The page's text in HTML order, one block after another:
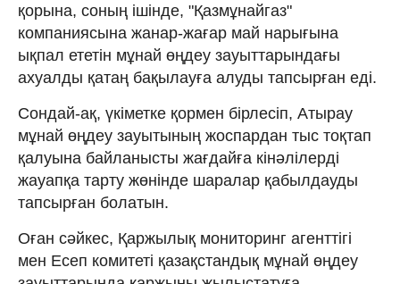
қорына, соның ішінде, "Қазмұнайгаз"
компаниясына жанар-жағар май нарығына
ықпал ететін мұнай өңдеу зауыттарындағы
ахуалды қатаң бақылауға алуды тапсырған еді.
Сондай-ақ, үкіметке қормен бірлесіп, Атырау
мұнай өңдеу зауытының жоспардан тыс тоқтап
қалуына байланысты жағдайға кінәлілерді
жауапқа тарту жөнінде шаралар қабылдауды
тапсырған болатын.
Оған сәйкес, Қаржылық мониторинг агенттігі
мен Есеп комитеті қазақстандық мұнай өңдеу